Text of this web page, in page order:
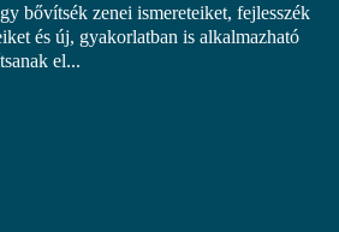
bővítsék zenei ismereteiket, fejlesszék
és új, gyakorlatban is alkalmazható
el...